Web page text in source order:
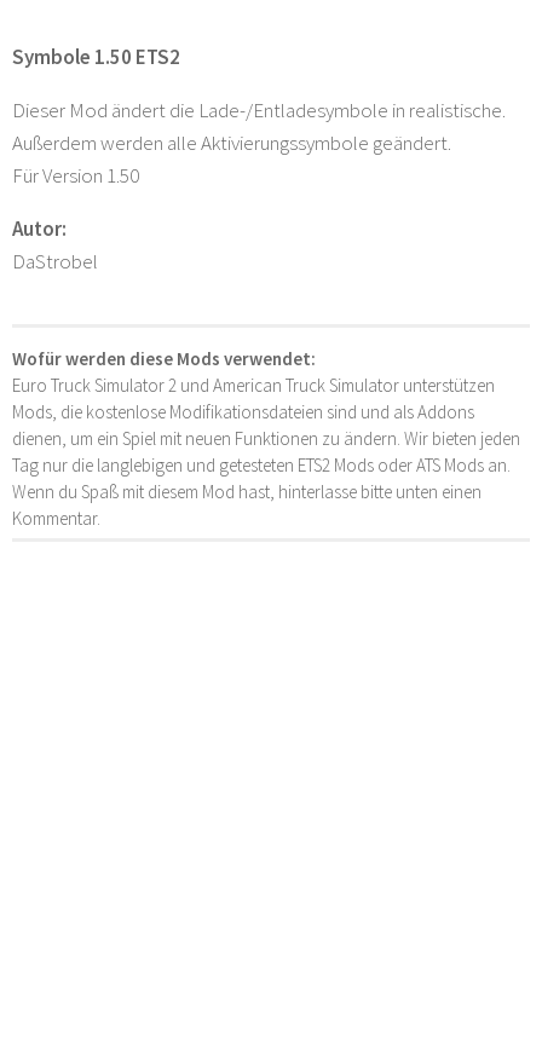
Symbole 1.50 ETS2
Dieser Mod ändert die Lade-/Entladesymbole in realistische.
Außerdem werden alle Aktivierungssymbole geändert.
Für Version 1.50
Autor:
DaStrobel
Wofür werden diese Mods verwendet:
Euro Truck Simulator 2 und American Truck Simulator unterstützen
Mods, die kostenlose Modifikationsdateien sind und als Addons
dienen, um ein Spiel mit neuen Funktionen zu ändern. Wir bieten jeden
Tag nur die langlebigen und getesteten ETS2 Mods oder ATS Mods an.
Wenn du Spaß mit diesem Mod hast, hinterlasse bitte unten einen
Kommentar.